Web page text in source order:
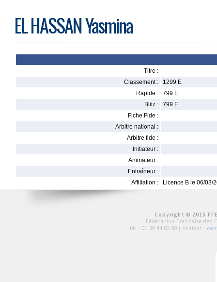
EL HASSAN Yasmina
Titre :
Classement :
1299 E
Rapide :
799 E
Blitz :
799 E
Fiche Fide :
Arbitre national :
Arbitre fide :
Initiateur :
Animateur :
Entraîneur :
Affiliation :
Licence B le 06/03/
Copyright © 2015
Fédération Française des
tél : 01 39 44 65 80 | contact :